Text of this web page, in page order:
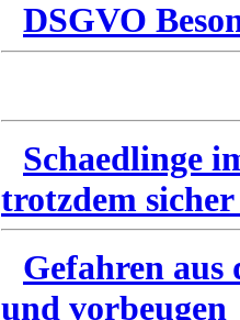
DSGVO
Schaedlinge
trotzdem
Gefahren
und vorbeugen